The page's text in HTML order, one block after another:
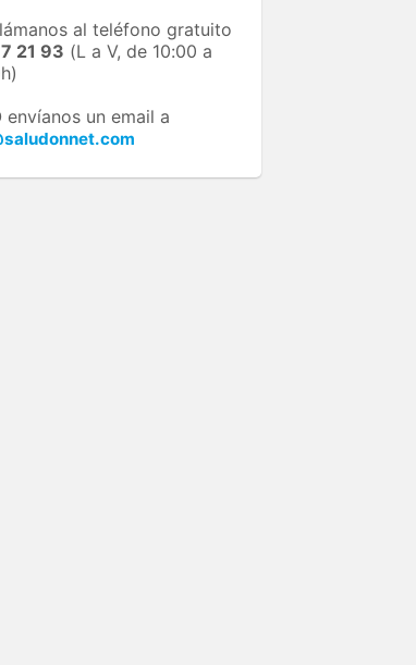
al teléfono gratuito
21 93 (L a V, de 10:00 a
envíanos un email a